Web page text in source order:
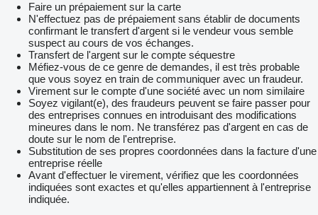
Faire un prépaiement sur la carte
N'effectuez pas de prépaiement sans établir de documents
confirmant le transfert d'argent si le vendeur vous semble
suspect au cours de vos échanges.
Transfert de l'argent sur le compte séquestre
Méfiez-vous de ce genre de demandes, il est très probable
que vous soyez en train de communiquer avec un fraudeur.
Virement sur le compte d'une société avec un nom similaire
Soyez vigilant(e), des fraudeurs peuvent se faire passer pour
des entreprises connues en introduisant des modifications
mineures dans le nom. Ne transférez pas d'argent en cas de
doute sur le nom de l'entreprise.
Substitution de ses propres coordonnées dans la facture d'une
entreprise réelle
Avant d'effectuer le virement, vérifiez que les coordonnées
indiquées sont exactes et qu'elles appartiennent à l'entreprise
indiquée.